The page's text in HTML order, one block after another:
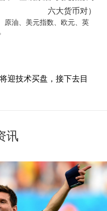
六大货币对）
油、美元指数、欧元、英
迎技术买盘，接下去目
讯